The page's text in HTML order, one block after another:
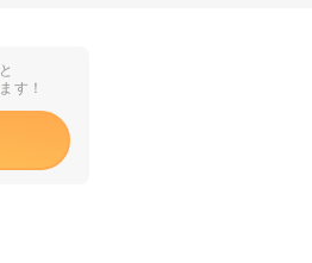
す！